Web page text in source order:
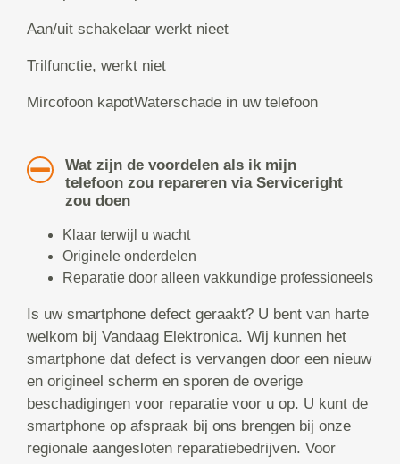
Aan/uit schakelaar werkt nieet
Trilfunctie, werkt niet
Mircofoon kapotWaterschade in uw telefoon
Wat zijn de voordelen als ik mijn
telefoon zou repareren via Serviceright
zou doen
Klaar terwijl u wacht
Originele onderdelen
Reparatie door alleen vakkundige professioneels
Is uw smartphone defect geraakt? U bent van harte
welkom bij Vandaag Elektronica. Wij kunnen het
smartphone dat defect is vervangen door een nieuw
en origineel scherm en sporen de overige
beschadigingen voor reparatie voor u op. U kunt de
smartphone op afspraak bij ons brengen bij onze
regionale aangesloten reparatiebedrijven. Voor